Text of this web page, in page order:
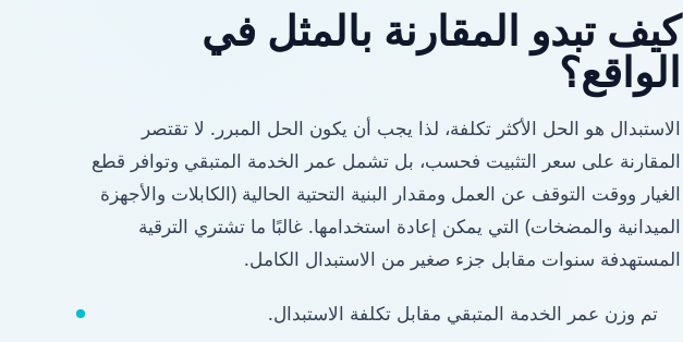
كيف تبدو المقارنة بالمثل في
الواقع؟
الاستبدال هو الحل الأكثر تكلفة، لذا يجب أن يكون الحل المبرر. لا تقتصر
المقارنة على سعر التثبيت فحسب، بل تشمل عمر الخدمة المتبقي وتوافر قطع
الغيار ووقت التوقف عن العمل ومقدار البنية التحتية الحالية (الكابلات والأجهزة
الميدانية والمضخات) التي يمكن إعادة استخدامها. غالبًا ما تشتري الترقية
المستهدفة سنوات مقابل جزء صغير من الاستبدال الكامل.
تم وزن عمر الخدمة المتبقي مقابل تكلفة الاستبدال.